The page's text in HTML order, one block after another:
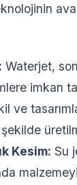
Waterjet,
imkan
ve
Kesim: Su